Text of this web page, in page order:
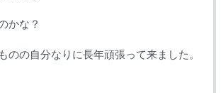
かな？
のの自分なりに長年頑張って来ました。